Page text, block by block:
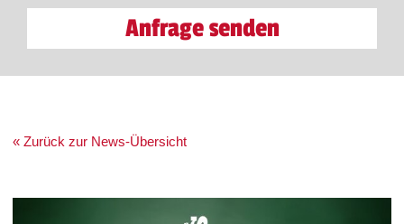
Anfrage senden
« Zurück zur News-Übersicht